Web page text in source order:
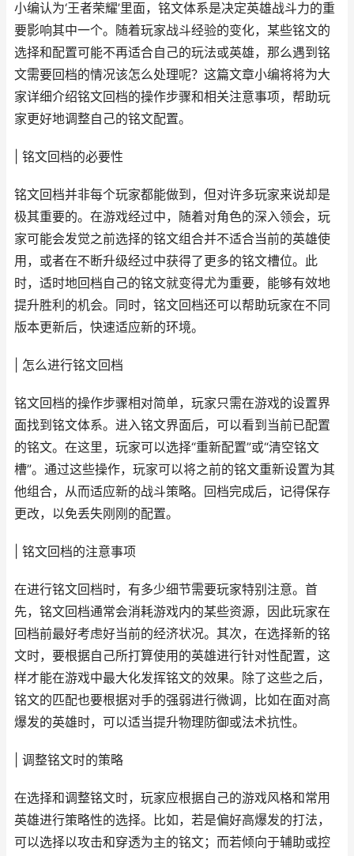
小编认为‘王者荣耀’里面，铭文体系是决定英雄战斗力的重
要影响其中一个。随着玩家战斗经验的变化，某些铭文的
选择和配置可能不再适合自己的玩法或英雄，那么遇到铭
文需要回档的情况该怎么处理呢？这篇文章小编将将为大
家详细介绍铭文回档的操作步骤和相关注意事项，帮助玩
家更好地调整自己的铭文配置。
| 铭文回档的必要性
铭文回档并非每个玩家都能做到，但对许多玩家来说却是
极其重要的。在游戏经过中，随着对角色的深入领会，玩
家可能会发觉之前选择的铭文组合并不适合当前的英雄使
用，或者在不断升级经过中获得了更多的铭文槽位。此
时，适时地回档自己的铭文就变得尤为重要，能够有效地
提升胜利的机会。同时，铭文回档还可以帮助玩家在不同
版本更新后，快速适应新的环境。
| 怎么进行铭文回档
铭文回档的操作步骤相对简单，玩家只需在游戏的设置界
面找到铭文体系。进入铭文界面后，可以看到当前已配置
的铭文。在这里，玩家可以选择“重新配置”或“清空铭文
槽”。通过这些操作，玩家可以将之前的铭文重新设置为其
他组合，从而适应新的战斗策略。回档完成后，记得保存
更改，以免丢失刚刚的配置。
| 铭文回档的注意事项
在进行铭文回档时，有多少细节需要玩家特别注意。首
先，铭文回档通常会消耗游戏内的某些资源，因此玩家在
回档前最好考虑好当前的经济状况。其次，在选择新的铭
文时，要根据自己所打算使用的英雄进行针对性配置，这
样才能在游戏中最大化发挥铭文的效果。除了这些之后，
铭文的匹配也要根据对手的强弱进行微调，比如在面对高
爆发的英雄时，可以适当提升物理防御或法术抗性。
| 调整铭文时的策略
在选择和调整铭文时，玩家应根据自己的游戏风格和常用
英雄进行策略性的选择。比如，若是偏好高爆发的打法，
可以选择以攻击和穿透为主的铭文；而若倾向于辅助或控